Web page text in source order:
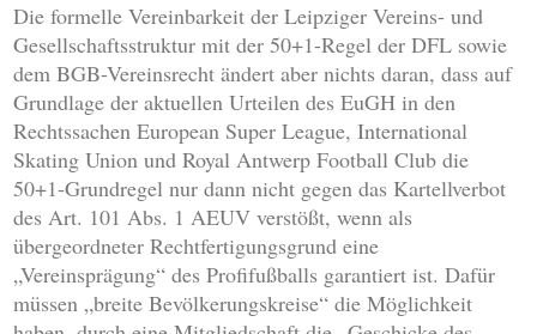
Die formelle Vereinbarkeit der Leipziger Vereins- und
Gesellschaftsstruktur mit der 50+1-Regel der DFL sowie
dem BGB-Vereinsrecht ändert aber nichts daran, dass auf
Grundlage der aktuellen Urteilen des EuGH in den
Rechtssachen European Super League, International
Skating Union und Royal Antwerp Football Club die
50+1-Grundregel nur dann nicht gegen das Kartellverbot
des Art. 101 Abs. 1 AEUV verstößt, wenn als
übergeordneter Rechtfertigungsgrund eine
„Vereinsprägung“ des Profifußballs garantiert ist. Dafür
müssen „breite Bevölkerungskreise“ die Möglichkeit